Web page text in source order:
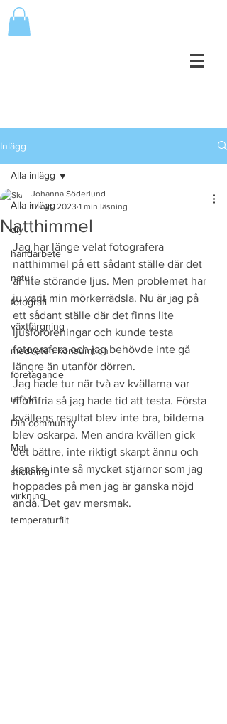
Inlägg
Alla inlägg
diy
handarbete
natur
fotografi
växtfärgning
medveten konsumtion
företagande
utflykt
Din community
Mat
stickning
virkning
temperaturfilt
Alla inlägg
Natthimmel
Johanna Söderlund
17 okt. 2023 1 min läsning
Jag har länge velat fotografera
natthimmel på ett sådant ställe där det
är lite störande ljus. Men problemet har
ju varit min mörkerrädsla. Nu är jag på
ett sådant ställe där det finns lite
ljusföroreningar och kunde testa
fotografera och jag behövde inte gå
längre än utanför dörren.
Jag hade tur när två av kvällarna var
molnfria så jag hade tid att testa. Första
kvällens resultat blev inte bra, bilderna
blev oskarpa. Men andra kvällen gick
det bättre, inte riktigt skarpt ännu och
kanske inte så mycket stjärnor som jag
hoppades på men jag är ganska nöjd
ändå. Det gav mersmak.